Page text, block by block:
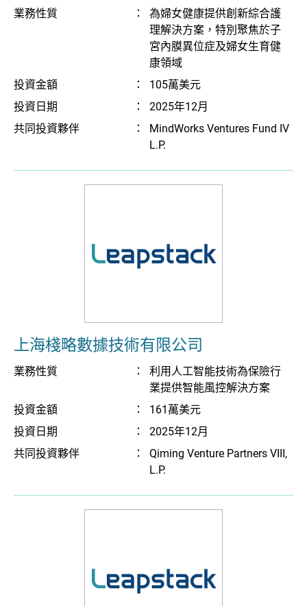
業務性質 ：
為婦女健康提供創新綜合護
理解決方案，特別聚焦於子
宮內膜異位症及婦女生育健
康領域
投資金額
：
105萬美元
投資日期
：
2025年12月
共同投資夥伴
：
MindWorks Ventures Fund IV
L.P.
上海棧略數據技術有限公司
業務性質 ：
利用人工智能技術為保險行
業提供智能風控解決方案
投資金額
：
161萬美元
投資日期
：
2025年12月
共同投資夥伴
：
Qiming Venture Partners VIII,
L.P.